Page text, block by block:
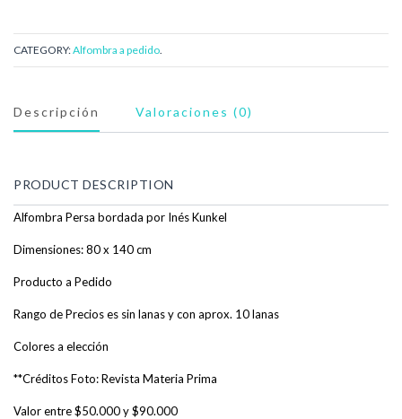
CATEGORY:Alfombra a pedido.
Descripción Valoraciones (0)
PRODUCT DESCRIPTION
Alfombra Persa bordada por Inés Kunkel
Dimensiones: 80 x 140 cm
Producto a Pedido
Rango de Precios es sin lanas y con aprox. 10 lanas
Colores a elección
**Créditos Foto: Revista Materia Prima
Valor entre $50.000 y $90.000